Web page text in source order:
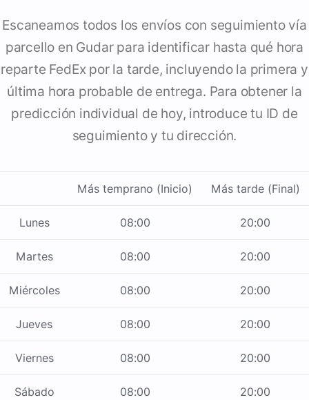
Escaneamos todos los envíos con seguimiento vía
parcello en Gudar para identificar hasta qué hora
reparte FedEx por la tarde, incluyendo la primera y
última hora probable de entrega. Para obtener la
predicción individual de hoy, introduce tu ID de
seguimiento y tu dirección.
Más temprano (Inicio) Más tarde (Final)
Lunes 08:00 20:00
Martes 08:00 20:00
Miércoles 08:00 20:00
Jueves 08:00 20:00
Viernes 08:00 20:00
Sábado 08:00 20:00